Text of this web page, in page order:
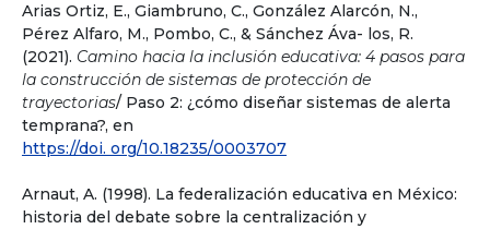
Arias Ortiz, E., Giambruno, C., González Alarcón, N.,
Pérez Alfaro, M., Pombo, C., & Sánchez Áva- los, R.
(2021). Camino hacia la inclusión educativa: 4 pasos para
la construcción de sistemas de protección de
trayectorias/ Paso 2: ¿cómo diseñar sistemas de alerta
temprana?, en
https://doi. org/10.18235/0003707
Arnaut, A. (1998). La federalización educativa en México:
historia del debate sobre la centralización y